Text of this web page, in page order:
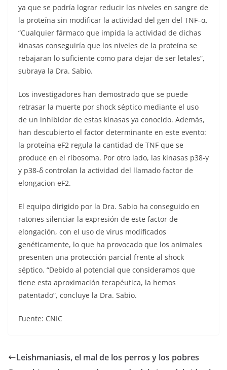
ya que se podría lograr reducir los niveles en sangre de
la proteína sin modificar la actividad del gen del TNF–α.
“Cualquier fármaco que impida la actividad de dichas
kinasas conseguiría que los niveles de la proteína se
rebajaran lo suficiente como para dejar de ser letales”,
subraya la Dra. Sabio.
Los investigadores han demostrado que se puede
retrasar la muerte por shock séptico mediante el uso
de un inhibidor de estas kinasas ya conocido. Además,
han descubierto el factor determinante en este evento:
la proteína eF2 regula la cantidad de TNF que se
produce en el ribosoma. Por otro lado, las kinasas p38-γ
y p38-δ controlan la actividad del llamado factor de
elongacion eF2.
El equipo dirigido por la Dra. Sabio ha conseguido en
ratones silenciar la expresión de este factor de
elongación, con el uso de virus modificados
genéticamente, lo que ha provocado que los animales
presenten una protección parcial frente al shock
séptico. “Debido al potencial que consideramos que
tiene esta aproximación terapéutica, la hemos
patentado”, concluye la Dra. Sabio.
Fuente: CNIC
Leishmaniasis, el mal de los perros y los pobres